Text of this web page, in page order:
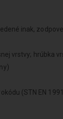
inak,
vrstvy; hrúbka
(STN EN